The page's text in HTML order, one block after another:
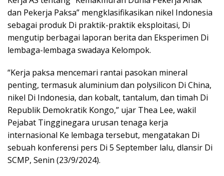
dan Pekerja Paksa” mengklasifikasikan nikel Indonesia
sebagai produk Di praktik-praktik eksploitasi, Di
mengutip berbagai laporan berita dan Eksperimen Di
lembaga-lembaga swadaya Kelompok.
“Kerja paksa mencemari rantai pasokan mineral
penting, termasuk aluminium dan polysilicon Di China,
nikel Di Indonesia, dan kobalt, tantalum, dan timah Di
Republik Demokratik Kongo,” ujar Thea Lee, wakil
Pejabat Tingginegara urusan tenaga kerja
internasional Ke lembaga tersebut, mengatakan Di
sebuah konferensi pers Di 5 September lalu, dlansir Di
SCMP, Senin (23/9/2024).